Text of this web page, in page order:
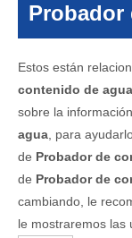
Probador
Estos están
contenido de agua
sobre la
agua , para
de Probador de
de Probador de
cambiando, le
le mostraremos las